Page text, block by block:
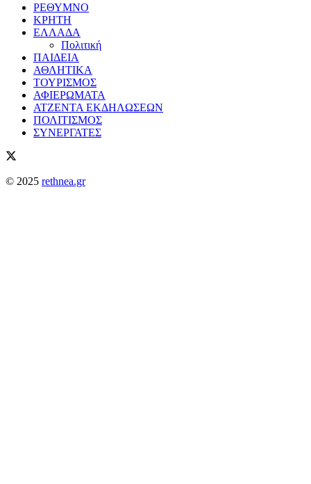
ΡΕΘΥΜΝΟ
ΚΡΗΤΗ
ΕΛΛΑΔΑ
Πολιτική
ΠΑΙΔΕΙΑ
ΑΘΛΗΤΙΚΑ
ΤΟΥΡΙΣΜΟΣ
ΑΦΙΕΡΩΜΑΤΑ
ΑΤΖΕΝΤΑ ΕΚΔΗΛΩΣΕΩΝ
ΠΟΛΙΤΙΣΜΟΣ
ΣΥΝΕΡΓΑΤΕΣ
© 2025 rethnea.gr